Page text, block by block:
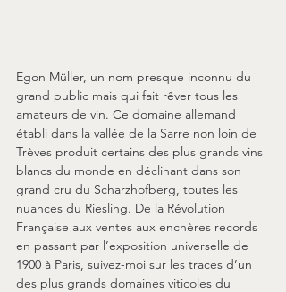
Egon Müller, un nom presque inconnu du
grand public mais qui fait rêver tous les
amateurs de vin. Ce domaine allemand
établi dans la vallée de la Sarre non loin de
Trèves produit certains des plus grands vins
blancs du monde en déclinant dans son
grand cru du Scharzhofberg, toutes les
nuances du Riesling. De la Révolution
Française aux ventes aux enchères records
en passant par l’exposition universelle de
1900 à Paris, suivez-moi sur les traces d’un
des plus grands domaines viticoles du